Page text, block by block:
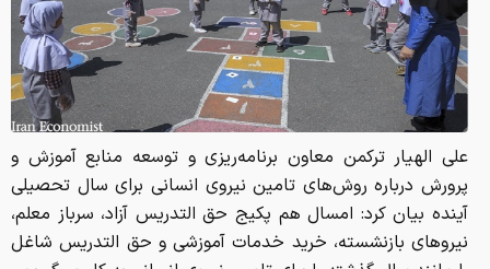
علی الهیار ترکمن معاون برنامه‌ریزی و توسعه منابع آموزش و
پرورش درباره روش‌های تامین نیروی انسانی برای سال تحصیلی
آینده بیان کرد: امسال هم پکیج حق التدریس آزاد، سرباز معلم،
نیرو‌های بازنشسته، خرید خدمات آموزشی و حق التدریس شاغل